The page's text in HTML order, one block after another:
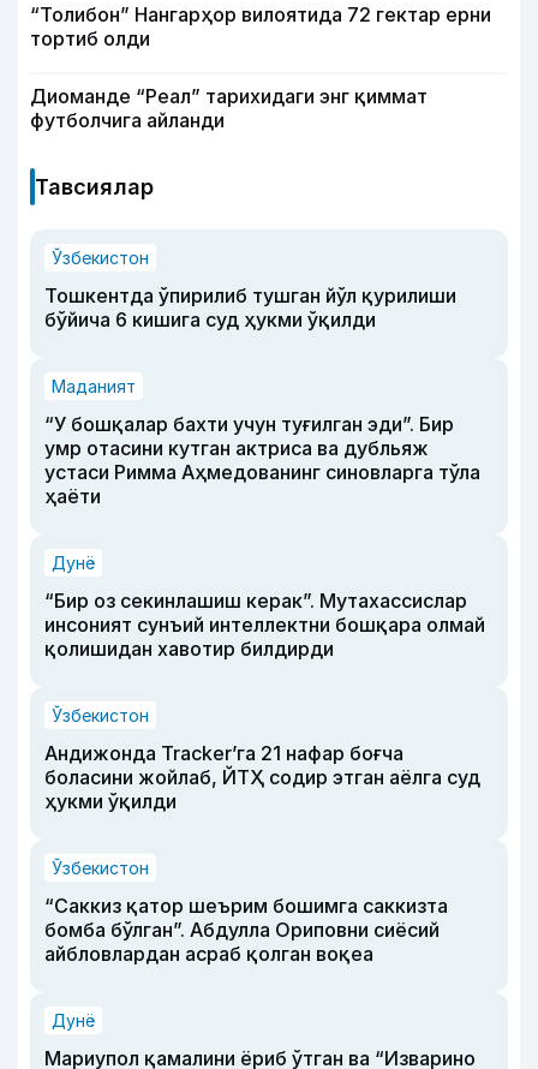
“Толибон” Нангарҳор вилоятида 72 гектар ерни
тортиб олди
Диоманде “Реал” тарихидаги энг қиммат
футболчига айланди
Тавсиялар
Ўзбекистон
Тошкентда ўпирилиб тушган йўл қурилиши
бўйича 6 кишига суд ҳукми ўқилди
Маданият
“У бошқалар бахти учун туғилган эди”. Бир
умр отасини кутган актриса ва дубльяж
устаси Римма Аҳмедованинг синовларга тўла
ҳаёти
Дунё
“Бир оз секинлашиш керак”. Мутахассислар
инсоният сунъий интеллектни бошқара олмай
қолишидан хавотир билдирди
Ўзбекистон
Андижонда Tracker’га 21 нафар боғча
боласини жойлаб, ЙТҲ содир этган аёлга суд
ҳукми ўқилди
Ўзбекистон
“Саккиз қатор шеърим бошимга саккизта
бомба бўлган”. Абдулла Ориповни сиёсий
айбловлардан асраб қолган воқеа
Дунё
Мариупол қамалини ёриб ўтган ва “Изварино